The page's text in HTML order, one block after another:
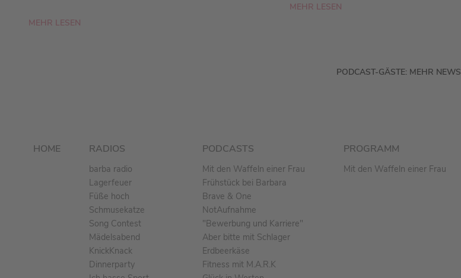
MEHR LESEN
MEHR LESEN
PODCAST-GÄSTE: MEHR NEWS
HOME RADIOS
barba radio
Lagerfeuer
Füße hoch
Schmusekatze
Song Contest
Mädelsabend
KnickKnack
Dinnerparty
PODCASTS
Mit den Waffeln einer Frau
Frühstück bei Barbara
Brave & One
NotAufnahme
"Bewerbung und Karriere"
Aber bitte mit Schlager
Erdbeerkäse
Fitness mit M.A.R.K
PROGRAMM
Mit den Waffeln einer Frau